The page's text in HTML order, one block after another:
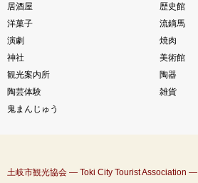
居酒屋
歴史館
洋菓子
流鏑馬
演劇
焼肉
神社
美術館
観光案内所
陶器
陶芸体験
雑貨
鬼まんじゅう
土岐市観光協会 ― Toki City Tourist Association ―